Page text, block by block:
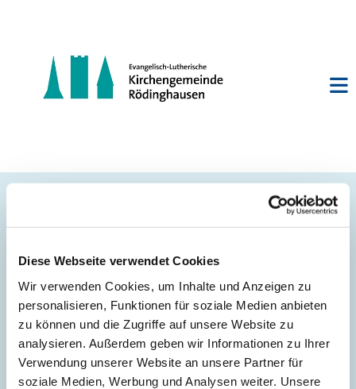
Diese Webseite verwendet Cookies
Wir verwenden Cookies, um Inhalte und Anzeigen zu
personalisieren, Funktionen für soziale Medien anbieten
zu können und die Zugriffe auf unsere Website zu
analysieren. Außerdem geben wir Informationen zu Ihrer
Verwendung unserer Website an unsere Partner für
soziale Medien, Werbung und Analysen weiter. Unsere
Gruppen aus unserer
Gemeinde